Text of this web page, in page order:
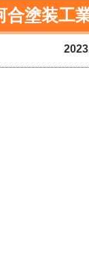
塗装工業